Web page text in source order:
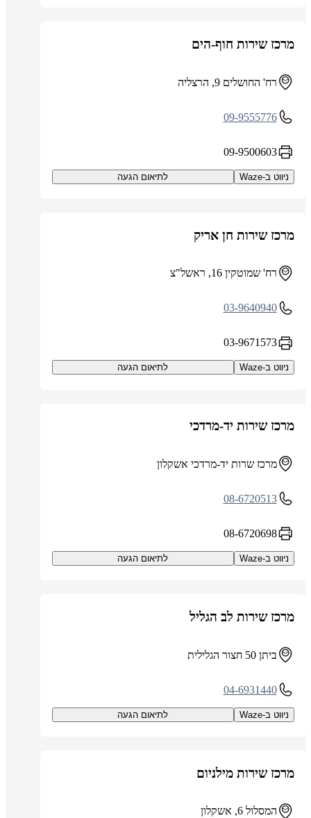
מרכז שירות חוף-הים
רח' החושלים 9, הרצליה
09-9555776
09-9500603
ניווט ב-Waze לתיאום הגעה
מרכז שירות חן אריק
רח' שמוטקין 16, ראשל"צ
03-9640940
03-9671573
ניווט ב-Waze לתיאום הגעה
מרכז שירות יד-מרדכי
מרכז שרות יד-מרדכי אשקלון
08-6720513
08-6720698
ניווט ב-Waze לתיאום הגעה
מרכז שירות לב הגליל
ביתן 50 חצור הגלילית
04-6931440
ניווט ב-Waze לתיאום הגעה
מרכז שירות מילניום
המסלול 6, אשקלון